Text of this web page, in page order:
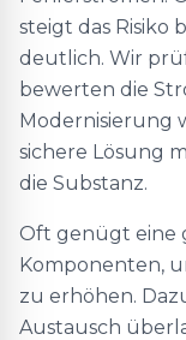
steigt das Risiko
deutlich. Wir
bewerten die
Modernisierung
sichere Lösung
die Substanz.
Oft genügt eine
Komponenten,
zu erhöhen.
Austausch